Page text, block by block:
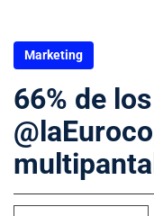
Marketing
66% de